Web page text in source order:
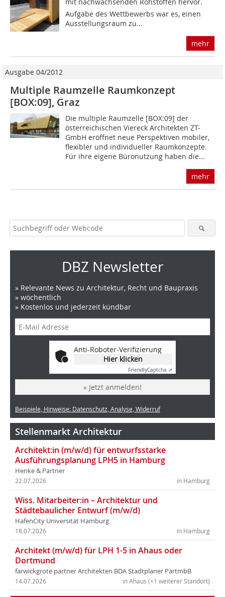
mit nachwachsenden Rohstoffen hervor.
Aufgabe des Wettbewerbs war es, einen
Ausstellungsraum zu...
mehr
Ausgabe 04/2012
Multiple Raumzelle Raumkonzept
[BOX:09], Graz
Die multiple Raumzelle [BOX:09] der
österreichischen Viereck Architekten ZT-
GmbH eröffnet neue Perspektiven mobiler,
flexibler und individueller Raumkonzepte.
Für ihre eigene Büronutzung haben die...
mehr
DBZ Newsletter
» Relevante News zu Architektur, Recht und Baupraxis
» wöchentlich
» Kostenlos und jederzeit kündbar
Anti-Roboter-Verifizierung
Hier klicken
FriendlyCaptcha ⇗
» Jetzt anmelden!
Beispiele, Hinweise: Datenschutz, Analyse, Widerruf
Stellenmarkt Architektur
Architekt:in (m/w/d) für entwurfsstarke
Ausführungsplanung LPH5 in Hamburg
Henke & Partner
in Hamburg
22.07.2026
Wiss. Mitarbeiter:in – Architektur und
Städtebaulicher Entwurf (m/w/d)
HafenCity Universität Hamburg
in Hamburg
18.07.2026
Architekt (m/w/d) für LPH 1-5 in Ahaus oder
Dortmund
farwickgrote partner Architekten BDA Stadtplaner PartmbB
in Ahaus (+1 weiterer Standort)
14.07.2026